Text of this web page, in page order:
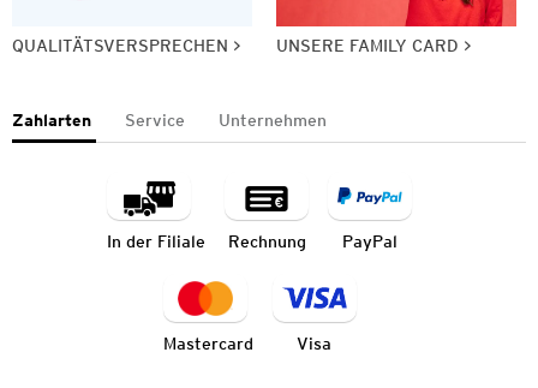
QUALITÄTSVERSPRECHEN UNSERE FAMILY CARD
Zahlarten Service Unternehmen
In der Filiale Rechnung PayPal
Mastercard Visa